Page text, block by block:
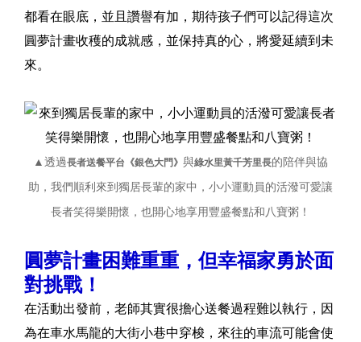
都看在眼底，並且讚譽有加，期待孩子們可以記得這次
圓夢計畫收穫的成就感，並保持真的心，將愛延續到未
來。
▲透過長者送餐平台《銀色大門》 與綠水里黃千芳里長的陪伴與協
助，我們順利來到獨居長輩的家中，小小運動員的活潑可愛讓
長者笑得樂開懷，也開心地享用豐盛餐點和八寶粥！
圓夢計畫困難重重，但幸福家勇於面
對挑戰！
在活動出發前，老師其實很擔心送餐過程難以執行，因
為在車水馬龍的大街小巷中穿梭，來往的車流可能會使